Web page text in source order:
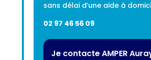
sans délai d’une aide à
02 97 46 56 09
Je contacte AMPER